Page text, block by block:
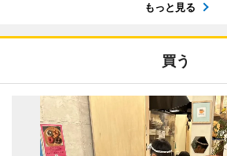
もっと見る
買う